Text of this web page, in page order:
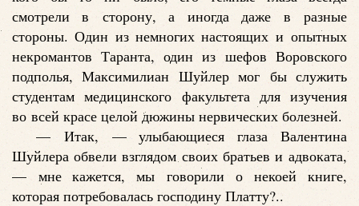
смотрели в сторону, а иногда даже в разные
стороны. Один из немногих настоящих и опытных
некромантов Таранта, один из шефов Воровского
подполья, Максимилиан Шуйлер мог бы служить
студентам медицинского факультета для изучения
во всей красе целой дюжины нервических болезней.
— Итак, — улыбающиеся глаза Валентина
Шуйлера обвели взглядом своих братьев и адвоката,
— мне кажется, мы говорили о некоей книге,
которая потребовалась господину Платту?..